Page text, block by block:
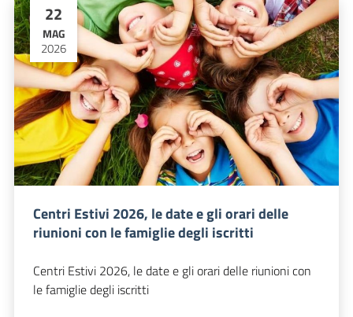
22
MAG
2026
Centri Estivi 2026, le date e gli orari delle
riunioni con le famiglie degli iscritti
Centri Estivi 2026, le date e gli orari delle riunioni con
le famiglie degli iscritti